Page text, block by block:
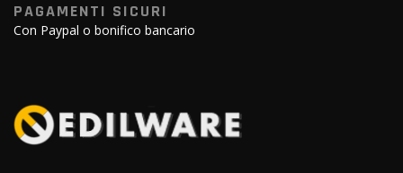
PAGAMENTI SICURI
Con Paypal o bonifico bancario